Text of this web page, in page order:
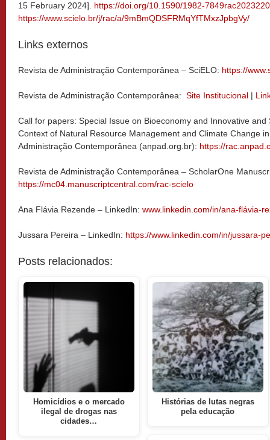
15 February 2024]. https://doi.org/10.1590/1982-
https://www.scielo.br/j/rac/a/9mBmQDSFRMqYfTMxzJpbgVy/
Links externos
Revista de Administração Contemporânea – SciELO: https://
Revista de Administração Contemporânea: Site Institucional |
Call for papers: Special Issue on Bioeconomy and Innovative and
Context of Natural Resource Management and Climate Change
Administração Contemporânea (anpad.org.br): https://
Revista de Administração Contemporânea – ScholarOne
https://mc04.manuscriptcentral.com/rac-scielo
Ana Flávia Rezende – LinkedIn: www.linkedin.com/in/ana-flávia-
Jussara Pereira – LinkedIn: https://www.linkedin.com/in/jussara-
Posts relacionados:
Homicídios e o mercado
ilegal de drogas nas
cidades…
Histórias de lutas negras
pela educação